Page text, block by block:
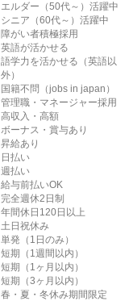
エルダー（50代～）活躍中
シニア（60代～）活躍中
障がい者積極採用
英語が活かせる
語学力を活かせる（英語以
外）
国籍不問（jobs in japan）
管理職・マネージャー採用
高収入・高額
ボーナス・賞与あり
昇給あり
日払い
週払い
給与前払いOK
完全週休2日制
年間休日120日以上
土日祝休み
単発（1日のみ）
短期（1週間以内）
短期（1ヶ月以内）
短期（3ヶ月以内）
春・夏・冬休み期間限定